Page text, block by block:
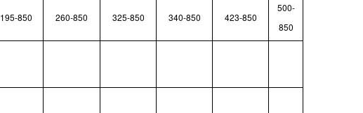
195-850 260-850 325-850 340-850 423-850
500-
850